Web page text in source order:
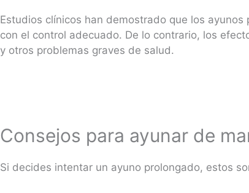
Estudios clínicos han demostrado que los
con el control adecuado. De lo contrario, los
y otros problemas graves de salud.
Consejos para ayunar de
Si decides intentar un ayuno prolongado, estos